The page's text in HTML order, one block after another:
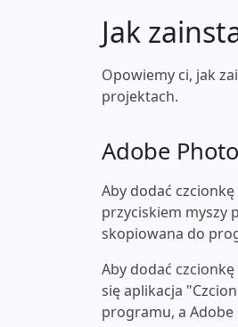
Jak
Opowiemy ci, jak
projektach.
Adobe
Aby dodać
przyciskiem myszy
skopiowana do
Aby dodać
się aplikacja
programu, a